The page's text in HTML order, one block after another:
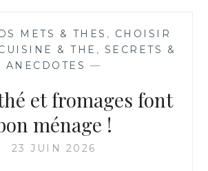
METS & THES , CHOISIR
& THE , SECRETS &
ANECDOTES —
et fromages font
ménage !
23 JUIN 2026